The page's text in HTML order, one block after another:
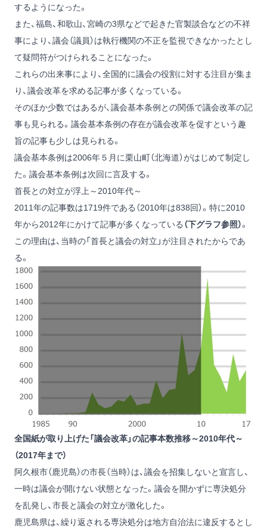
するようになった。
また、福島、和歌山、宮崎の3県などで起きた官製談合などの不祥
事により、議会（議員）は執行機関の不正を監視できなかったとし
て疑問符がつけられることになった。
これらの出来事により、全国的に議会の役割に対する注目が集ま
り、議会改革を求める記事が多くなっている。
そのほか少数ではあるが、議会基本条例との関係で議会改革の記
事も見られる。議会基本条例の存在が議会改革を促すという趣
旨の記事も少しは見られる。
議会基本条例は2006年５月に栗山町（北海道）がはじめて制定し
た。議会基本条例は次回に言及する。
首長との対立が浮上～2010年代～
2011年の記事数は1719件である（2010年は838回）。特に2010
年から2012年にかけて記事が多くなっている （下グラフ参照）。
この理由は、当時の「首長と議会の対立」が注目されたからであ
る。
全国紙が取り上げた「議会改革」の記事本数推移～2010年代～
（2017年まで）
阿久根市（鹿児島）の市長（当時）は、議会を招集しないと宣言し、
一時は議会が開けない状態となった。議会を開かずに専決処分
を乱発し、市長と議会の対立が激化した。
鹿児島県は、繰り返される専決処分は地方自治法に違反するとし